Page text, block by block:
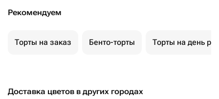
Рекомендуем
Торты на заказ Бенто-торты Торты на день
Доставка цветов в других городах